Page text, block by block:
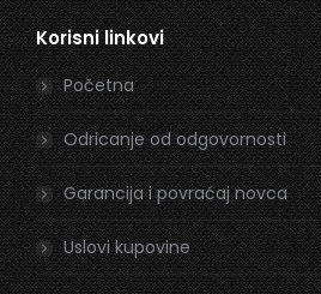
page
opens
in
new
window
page
opens
in
new
window
Korisni linkovi
Početna
Odricanje od odgovornosti
Garancija i povraćaj novca
Uslovi kupovine